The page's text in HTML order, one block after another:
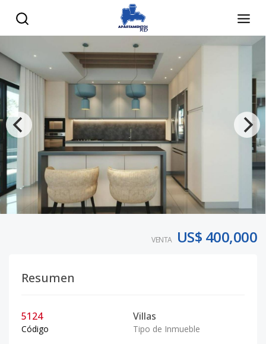
VENTA US$ 400,000
Resumen
5124
Código
Villas
Tipo de Inmueble